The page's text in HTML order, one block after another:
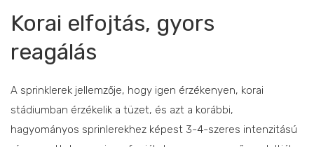
Korai elfojtás, gyors
reagálás
A sprinklerek jellemzője, hogy igen érzékenyen, korai
stádiumban érzékelik a tüzet, és azt a korábbi,
hagyományos sprinlerekhez képest 3-4-szeres intenzitású